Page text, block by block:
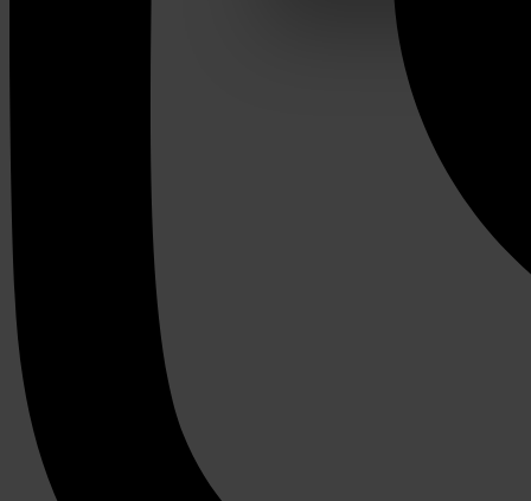
We gebruiken cookies om
websiteverkeer te
media, adverteren en
verstrekt of die ze hebben